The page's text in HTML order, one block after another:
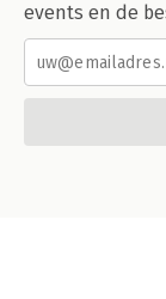
events en de